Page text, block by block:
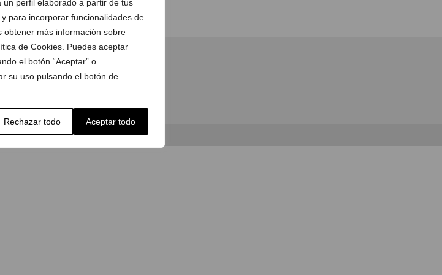
un perfil elaborado a partir de tus
para incorporar funcionalidades de
obtener más información sobre
de Cookies. Puedes aceptar
el botón “Aceptar” o
su uso pulsando el botón de
Rechazar todo Aceptar todo
-Aviso Legal|Política de cookies